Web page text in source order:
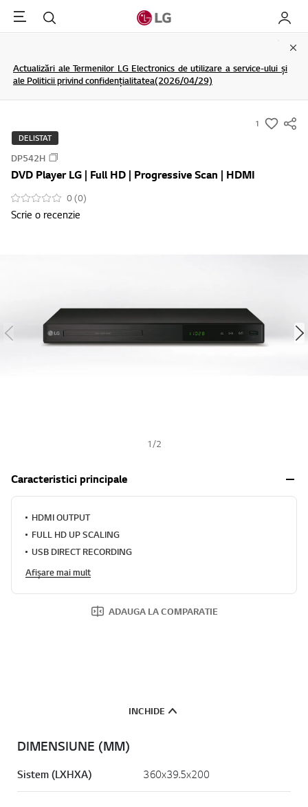
Menu Cautare My LG
Actualizări ale Termenilor LG Electronics de utilizare a service-ului și
ale Politicii privind confidențialitatea(2026/04/29)
1
s
DELISTAT
DP542H
DVD Player LG | Full HD | Progressive Scan | HDMI
0 (0)
Scrie o recenzie
1 /2
Caracteristici principale
HDMI OUTPUT
FULL HD UP SCALING
USB DIRECT RECORDING
Afișare mai mult
ADAUGA LA COMPARATIE
INCHIDE
DIMENSIUNE (MM)
Sistem (LXHXA) 360x39.5x200